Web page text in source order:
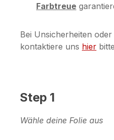
Farbtreue
Bei Unsicherheiten
kontaktiere uns hier
Step 1
Wähle deine Folie aus